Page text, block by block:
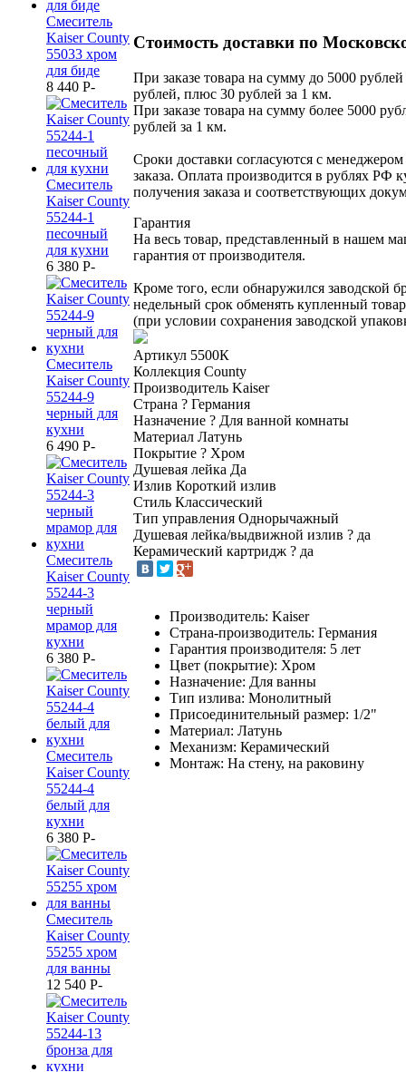
Смеситель
Kaiser County
55033 хром
для биде
8 440 P-
Смеситель
Kaiser County
55244-1
песочный
для кухни
6 380 P-
Смеситель
Kaiser County
55244-9
черный для
кухни
6 490 P-
Смеситель
Kaiser County
55244-3
черный
мрамор для
кухни
6 380 P-
Смеситель
Kaiser County
55244-4
белый для
кухни
6 380 P-
Смеситель
Kaiser County
55255 хром
для ванны
12 540 P-
Стоимость доставки по
При заказе товара на сумму до 5000 рублей
рублей, плюс 30 рублей за 1 км.
При заказе товара на сумму более 5000
рублей за 1 км.
Сроки доставки согласуются с
заказа. Оплата производится в рублях РФ
получения заказа и соответствующих
Гарантия
На весь товар, представленный в нашем
гарантия от производителя.
Кроме того, если обнаружился заводской
недельный срок обменять купленный
(при условии сохранения заводской
Артикул 5500К
Коллекция County
Производитель Kaiser
Страна ? Германия
Назначение ? Для ванной комнаты
Материал Латунь
Покрытие ? Хром
Душевая лейка Да
Излив Короткий излив
Стиль Классический
Тип управления Однорычажный
Душевая лейка/выдвижной излив ? да
Керамический картридж ? да
Производитель: Kaiser
Страна-производитель: Германия
Гарантия производителя: 5 лет
Цвет (покрытие): Хром
Назначение: Для ванны
Тип излива: Монолитный
Присоединительный размер: 1/2"
Материал: Латунь
Механизм: Керамический
Монтаж: На стену, на раковину